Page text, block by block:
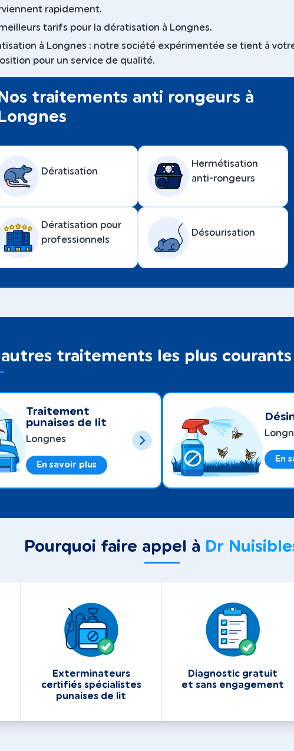
rapidement.
tarifs pour la dératisation à Longnes.
à Longnes : notre société expérimentée se tient à
pour un service de qualité.
traitements anti rongeurs à
Dératisation
Hermétisation
anti-rongeurs
Dératisation pour
professionnels
Désourisation
autres traitements les plus
Traitement
punaises de lit
Longnes
En savoir plus
En
Pourquoi faire appel à Dr
Exterminateurs
certifiés spécialistes
punaises de lit
Diagnostic gratuit
et sans engagement